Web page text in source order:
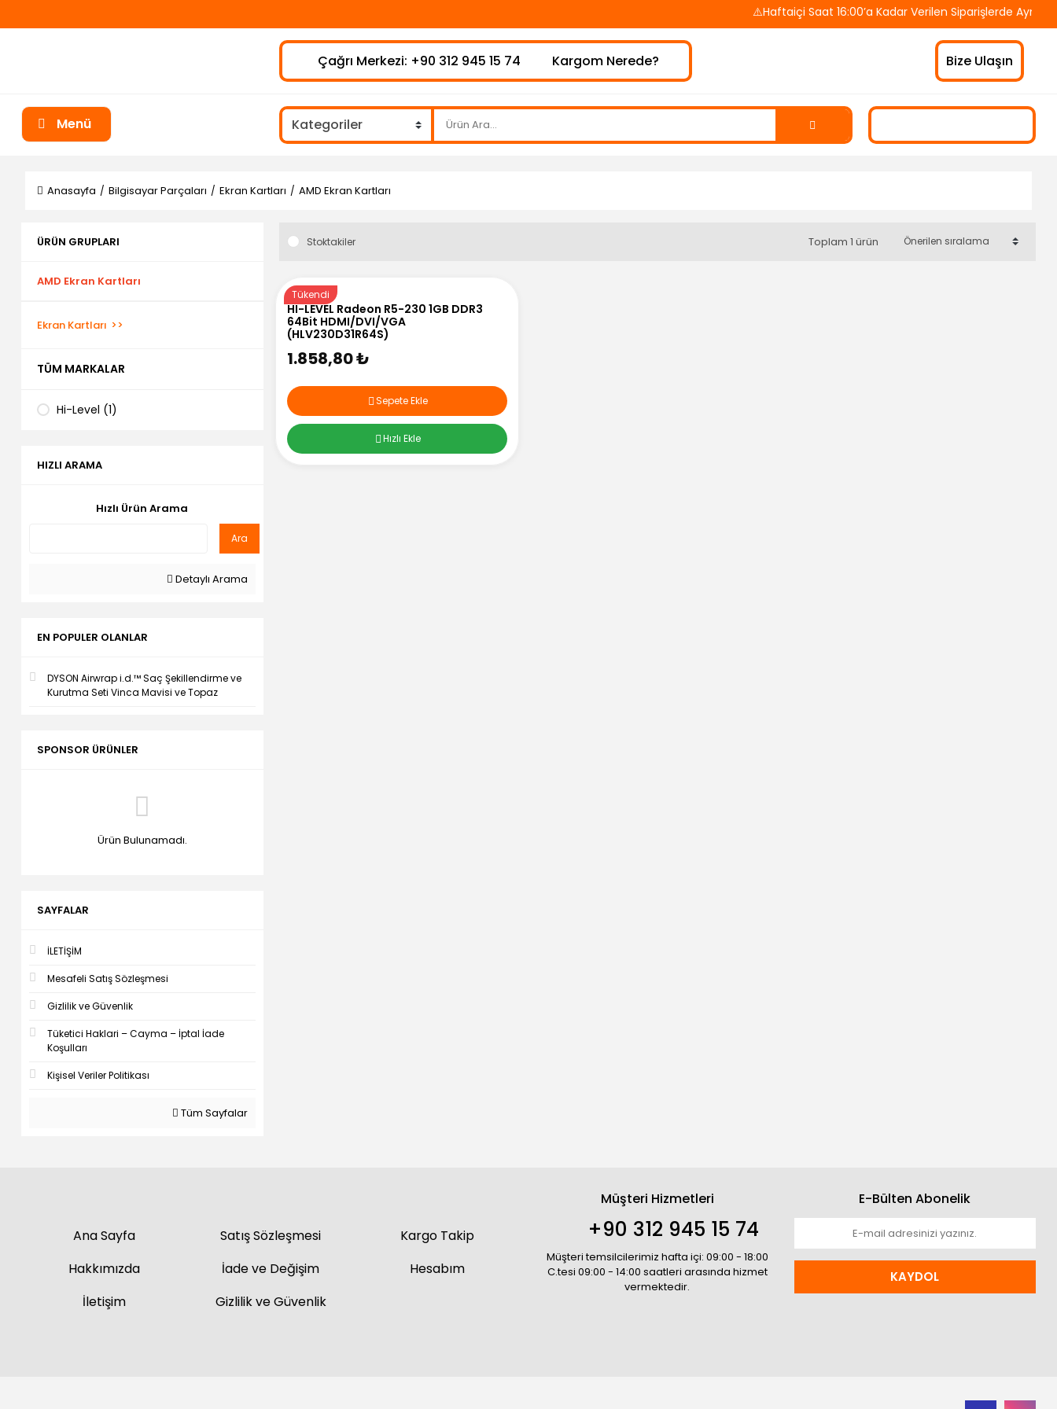
⚠️Haftaiçi Saat 16:00’a Kadar Verilen Siparişlerde Aynı
Çağrı Merkezi: +90 312 945 15 74 Kargom Nerede? Bize Ulaşın
Menü
Anasayfa Bilgisayar Parçaları Ekran Kartları AMD Ekran Kartları
ÜRÜN GRUPLARI
AMD Ekran Kartları
Ekran Kartları
TÜM MARKALAR
Hi-Level (1)
HIZLI ARAMA
Hızlı Ürün Arama
Ara
Detaylı Arama
EN POPULER OLANLAR
DYSON Airwrap i.d.™ Saç Şekillendirme ve
Kurutma Seti Vinca Mavisi ve Topaz
SPONSOR ÜRÜNLER
Ürün Bulunamadı.
SAYFALAR
İLETİŞİM
Mesafeli Satış Sözleşmesi
Gizlilik ve Güvenlik
Tüketici Haklari – Cayma – İptal İade
Koşulları
Kişisel Veriler Politikası
Tüm Sayfalar
Stoktakiler Toplam 1 ürün
Tükendi
HI-LEVEL Radeon R5-230 1GB DDR3
64Bit HDMI/DVI/VGA
(HLV230D31R64S)
1.858,80 ₺
Sepete Ekle
Hızlı Ekle
Ana Sayfa
Hakkımızda
İletişim
Satış Sözleşmesi
İade ve Değişim
Gizlilik ve Güvenlik
Kargo Takip
Hesabım
Müşteri Hizmetleri
+90 312 945 15 74
Müşteri temsilcilerimiz hafta içi: 09:00 - 18:00
C.tesi 09:00 - 14:00 saatleri arasında hizmet
vermektedir.
E-Bülten Abonelik
KAYDOL